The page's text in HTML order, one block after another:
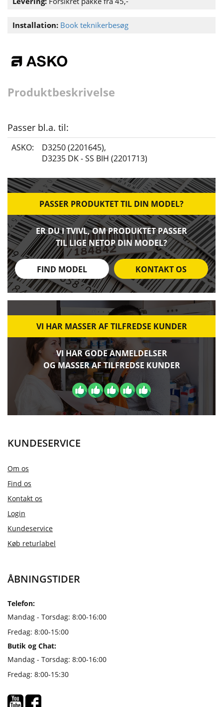
Installation: Book teknikerbesøg
Produktbeskrivelse
Passer bl.a. til:
ASKO: D3250 (2201645),
D3235 DK - SS BIH (2201713)
PASSER PRODUKTET TIL DIN MODEL?
ER DU I TVIVL, OM PRODUKTET PASSER
TIL LIGE NETOP DIN MODEL?
FIND MODEL KONTAKT OS
VI HAR MASSER AF TILFREDSE KUNDER
VI HAR GODE ANMELDELSER
OG MASSER AF TILFREDSE KUNDER
KUNDESERVICE
Om os
Find os
Kontakt os
Login
Kundeservice
Køb returlabel
ÅBNINGSTIDER
Telefon:
Mandag - Torsdag: 8:00-16:00
Fredag: 8:00-15:00
Butik og Chat:
Mandag - Torsdag: 8:00-16:00
Fredag: 8:00-15:30